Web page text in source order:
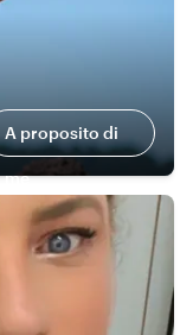
A proposito di
me